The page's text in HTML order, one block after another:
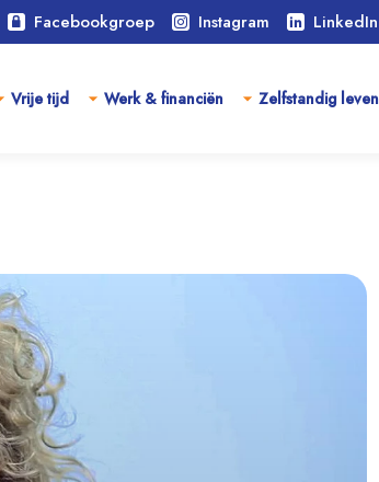
Facebookgroep Instagram LinkedIn
Vrije tijd Werk & financiën Zelfstandig leven